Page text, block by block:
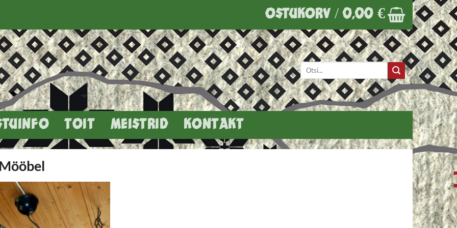
OSTUKORV /0,00 €
Otsi:
TOIT MEISTRID KONTAKT
Mööbel